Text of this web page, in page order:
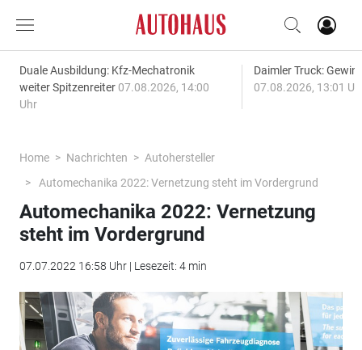
Duale Ausbildung: Kfz-Mechatronik
weiter Spitzenreiter 07.08.2026, 14:00
Uhr
Daimler Truck:
07.08.2026, 13:01
Home Nachrichten
Autohersteller
Automechanika 2022: Vernetzung steht im Vordergrund
Automechanika 2022: Vernetzung
steht im Vordergrund
07.07.2022 16:58 Uhr | Lesezeit: 4 min